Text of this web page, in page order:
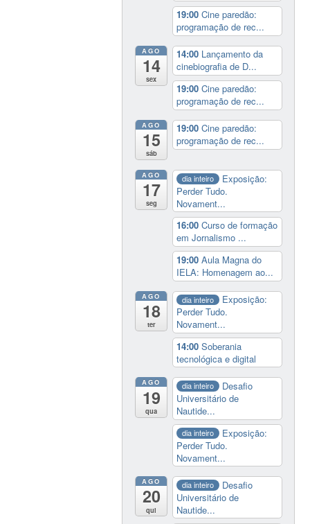
19:00Cine paredão:
programação de rec...
AGO
14
sex
14:00 Lançamento da
cinebiografia de D...
19:00Cine paredão:
programação de rec...
AGO
15
sáb
19:00Cine paredão:
programação de rec...
AGO
17
seg
dia inteiro
Exposição:
Perder Tudo.
Novament...
16:00Curso de formação
em Jornalismo ...
19:00Aula Magna do
IELA: Homenagem ao...
AGO
18
ter
dia inteiro
Exposição:
Perder Tudo.
Novament...
14:00Soberania
tecnológica e digital
AGO
19
qua
dia inteiro
Desafio
Universitário de
Nautide...
dia inteiro
Exposição:
Perder Tudo.
Novament...
AGO
20
qui
dia inteiro
Desafio
Universitário de
Nautide...